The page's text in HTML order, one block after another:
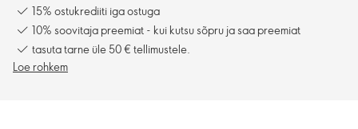
15% ostukrediiti iga ostuga
10% soovitaja preemiat - kui kutsu sõpru ja saa preemiat
tasuta tarne üle 50 € tellimustele.
Loe rohkem